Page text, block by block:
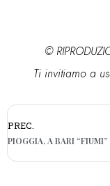
©
Ti invitiamo a
PREC.